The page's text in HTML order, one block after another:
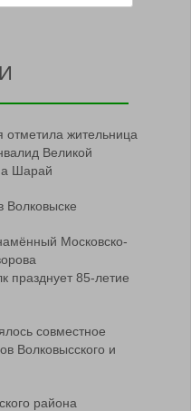
жительница
Великой
Шарай
Московско-
празднует 85-летие
совместное
Волковысского и
района